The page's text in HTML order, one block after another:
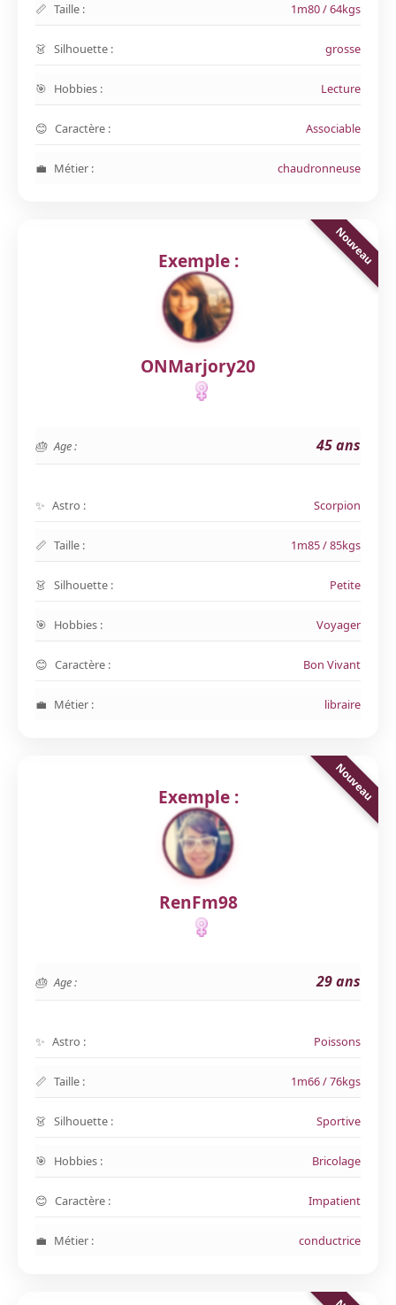
Taille : 1m80 / 64kgs
Silhouette : grosse
Hobbies : Lecture
Caractère : Associable
Métier : chaudronneuse
Exemple :
ONMarjory20
Age : 45 ans
Astro : Scorpion
Taille : 1m85 / 85kgs
Silhouette : Petite
Hobbies : Voyager
Caractère : Bon Vivant
Métier : libraire
Exemple :
RenFm98
Age : 29 ans
Astro : Poissons
Taille : 1m66 / 76kgs
Silhouette : Sportive
Hobbies : Bricolage
Caractère : Impatient
Métier : conductrice